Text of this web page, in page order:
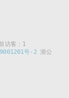
客：1
号-2 浙公